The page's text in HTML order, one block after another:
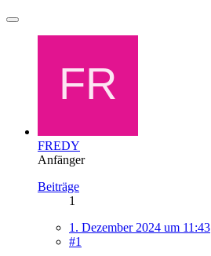
FREDY
Anfänger
Beiträge
1
1. Dezember 2024 um 11:43
#1